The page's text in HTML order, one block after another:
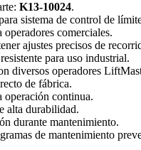
K13-10024.
sistema de control de
operadores comerciales.
ajustes precisos de
para uso industrial.
diversos operadores
de fábrica.
operación continua.
alta durabilidad.
durante mantenimiento.
de mantenimiento